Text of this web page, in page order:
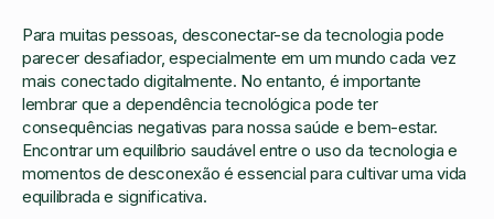
Para muitas pessoas, desconectar-se da tecnologia pode
parecer desafiador, especialmente em um mundo cada vez
mais conectado digitalmente. No entanto, é importante
lembrar que a dependência tecnológica pode ter
consequências negativas para nossa saúde e bem-estar.
Encontrar um equilíbrio saudável entre o uso da tecnologia e
momentos de desconexão é essencial para cultivar uma vida
equilibrada e significativa.